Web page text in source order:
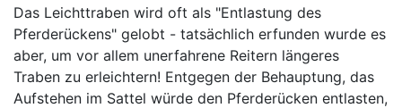
Das Leichttraben wird oft als "Entlastung des
Pferderückens" gelobt - tatsächlich erfunden wurde es
aber, um vor allem unerfahrene Reitern längeres
Traben zu erleichtern!⁠ Entgegen der Behauptung, das
Aufstehen im Sattel würde den Pferderücken entlasten,